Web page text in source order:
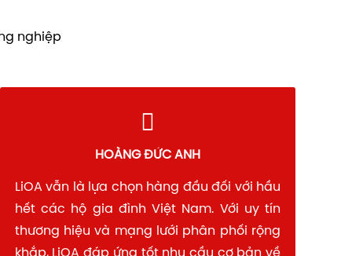
nghiệp
HOÀNG ĐỨC ANH
vẫn là lựa chọn hàng đầu đối với hầu
các hộ gia đình Việt Nam. Với uy tín
hiệu và mạng lưới phân phối rộng
LiOA đáp ứng tốt nhu cầu cơ bản về